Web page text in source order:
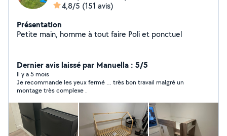
4,8/5 (151 avis)
Présentation
Petite main, homme à tout faire Poli et ponctuel
Dernier avis laissé par Manuella : 5/5
Il y a 5 mois
Je recommande les yeux fermé … très bon travail malgré un
montage très complexe .